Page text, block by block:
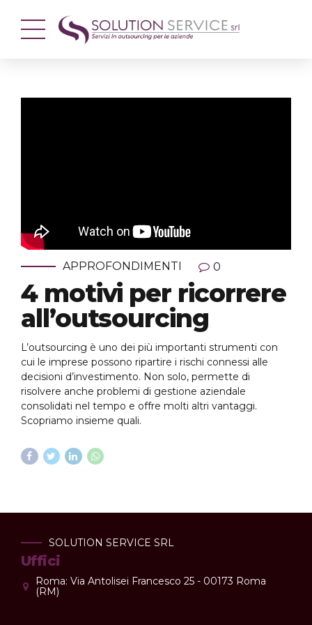
APPROFONDIMENTI 0
4 motivi per ricorrere
all’outsourcing
L’outsourcing è uno dei più importanti strumenti con
cui le imprese possono ripartire i rischi connessi alle
decisioni d’investimento. Non solo, permette di
risolvere anche problemi di gestione aziendale
consolidati nel tempo e offre molti altri vantaggi.
Scopriamo insieme quali.
SOLUTION SERVICE SRL
Uffici
Roma: Via Antolisei Francesco 25 - 00173 Roma
(RM)